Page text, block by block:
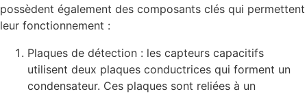
possèdent également des composants clés qui permettent
leur fonctionnement :
Plaques de détection : les capteurs capacitifs
utilisent deux plaques conductrices qui forment un
condensateur. Ces plaques sont reliées à un